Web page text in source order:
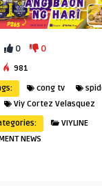
0 0
981
cong tv
Viy Cortez Velasquez
VIYLINE
NEWS